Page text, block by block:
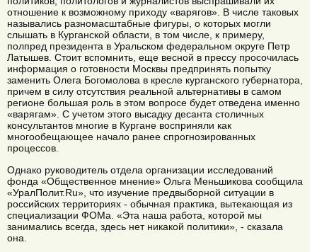
отношение к возможному приходу «варягов». В числе таковых
назывались разномасштабные фигуры, о которых могли
слышать в Курганской области, в том числе, к примеру,
полпред президента в Уральском федеральном округе Петр
Латышев. Стоит вспомнить, еще весной в прессу просочилась
информация о готовности Москвы предпринять попытку
заменить Олега Богомолова в кресле курганского губернатора,
причем в силу отсутствия реальной альтернативы в самом
регионе большая роль в этом вопросе будет отведена именно
«варягам». С учетом этого высадку десанта столичных
консультантов многие в Кургане восприняли как
многообещающее начало ранее спрогнозированных
процессов.
Однако руководитель отдела организации исследований
фонда «Общественное мнение» Ольга Меньшикова сообщила
«УралПолит.Ru», что изучение предвыборной ситуации в
российских территориях - обычная практика, вытекающая из
специализации ФОМа. «Эта наша работа, которой мы
занимались всегда, здесь нет никакой политики», - сказала
она.